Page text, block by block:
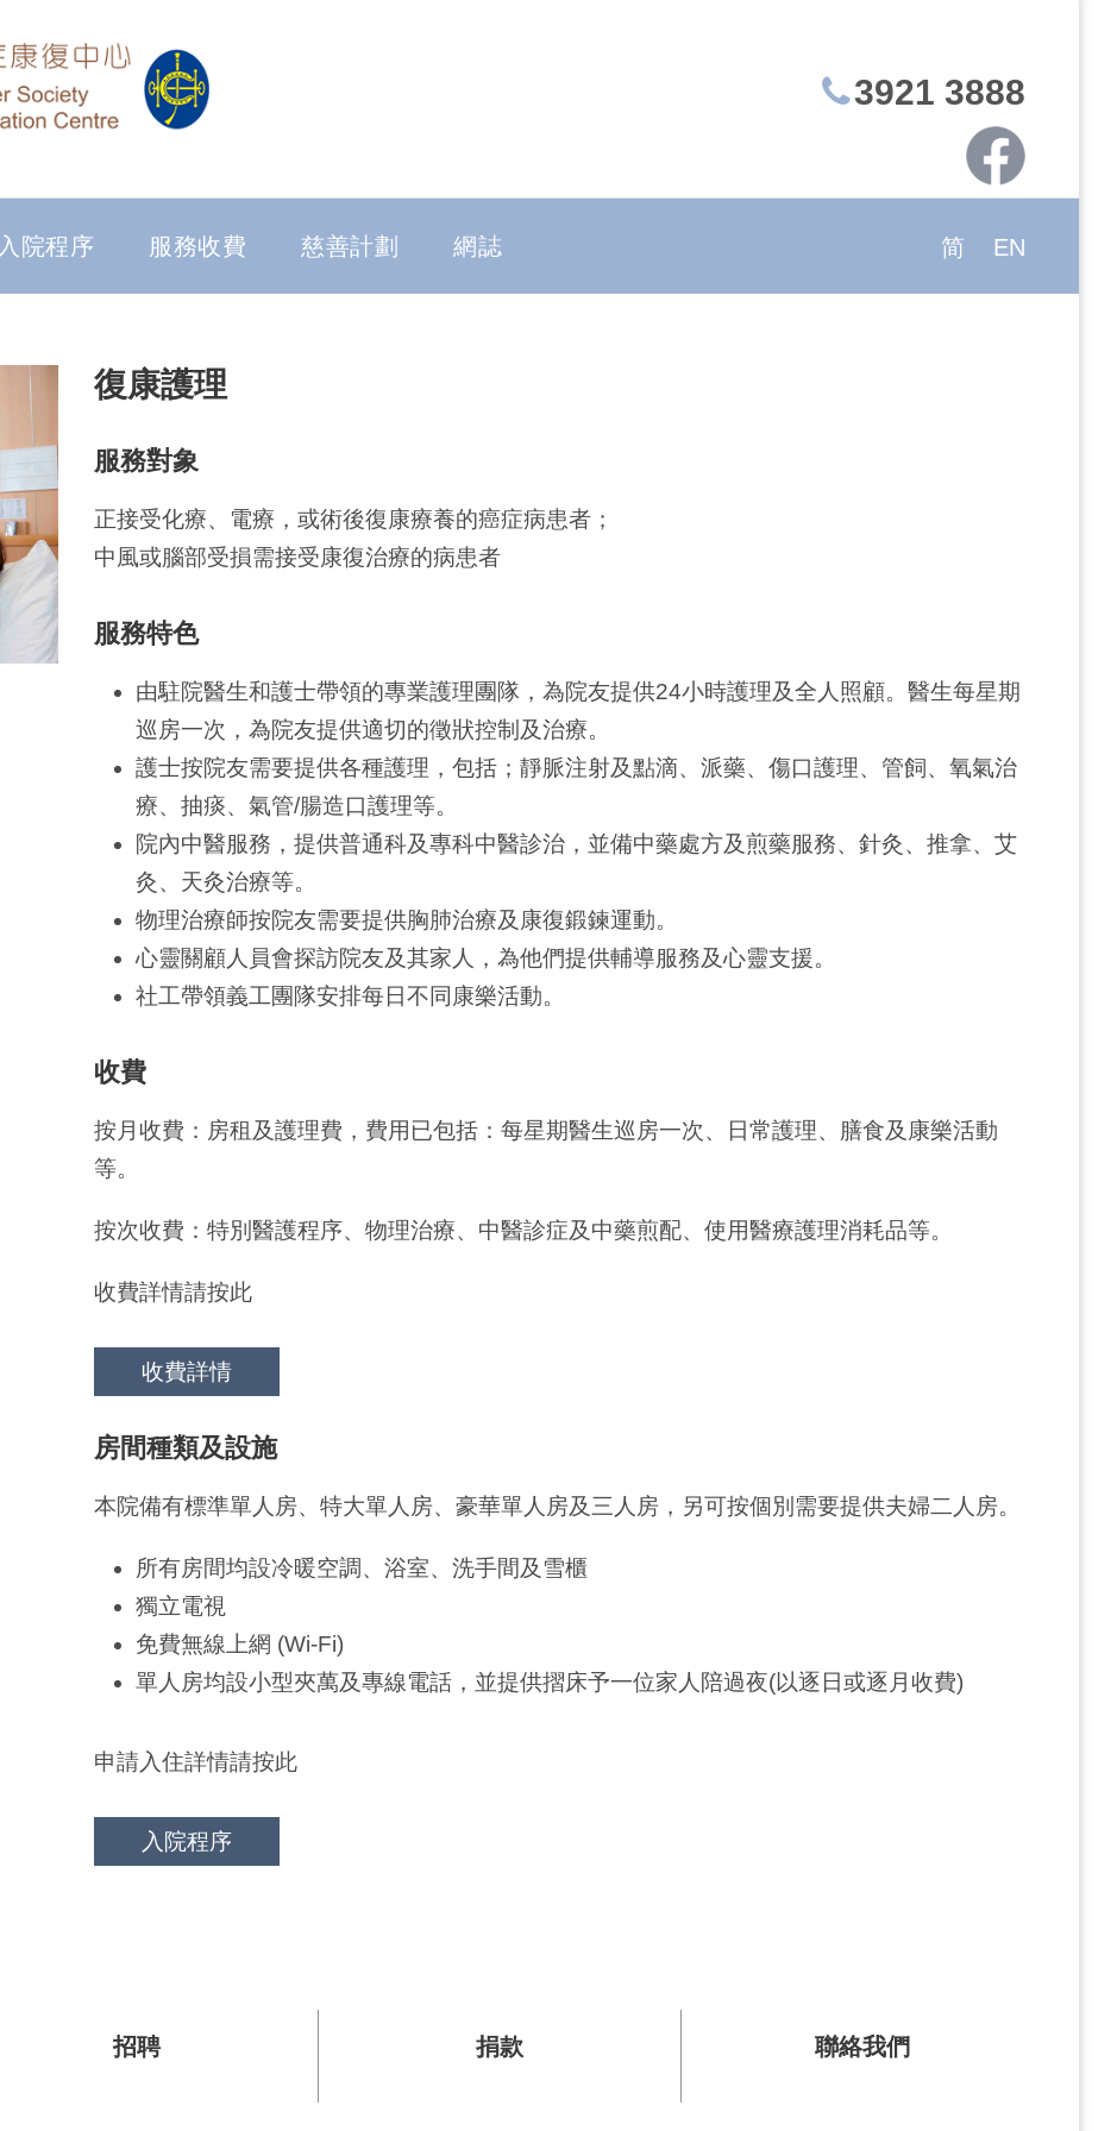
3921 3888
入院程序 服務收費 慈善計劃 網誌 简 EN
復康護理
服務對象
正接受化療、電療，或術後復康療養的癌症病患者；
中風或腦部受損需接受康復治療的病患者
服務特色
由駐院醫生和護士帶領的專業護理團隊，為院友提供24小時護理及全人照顧。醫生每星期
巡房一次，為院友提供適切的徵狀控制及治療。
護士按院友需要提供各種護理，包括；靜脈注射及點滴、派藥、傷口護理、管飼、氧氣治
療、抽痰、氣管/腸造口護理等。
院內中醫服務，提供普通科及專科中醫診治，並備中藥處方及煎藥服務、針灸、推拿、艾
灸、天灸治療等。
物理治療師按院友需要提供胸肺治療及康復鍛鍊運動。
心靈關顧人員會探訪院友及其家人，為他們提供輔導服務及心靈支援。
社工帶領義工團隊安排每日不同康樂活動。
收費
按月收費：房租及護理費，費用已包括：每星期醫生巡房一次、日常護理、膳食及康樂活動
等。
按次收費：特別醫護程序、物理治療、中醫診症及中藥煎配、使用醫療護理消耗品等。
收費詳情請按此
收費詳情
房間種類及設施
本院備有標準單人房、特大單人房、豪華單人房及三人房，另可按個別需要提供夫婦二人房。
所有房間均設冷暖空調、浴室、洗手間及雪櫃
獨立電視
免費無線上網 (Wi-Fi)
單人房均設小型夾萬及專線電話，並提供摺床予一位家人陪過夜(以逐日或逐月收費)
申請入住詳情請按此
入院程序
招聘 捐款 聯絡我們